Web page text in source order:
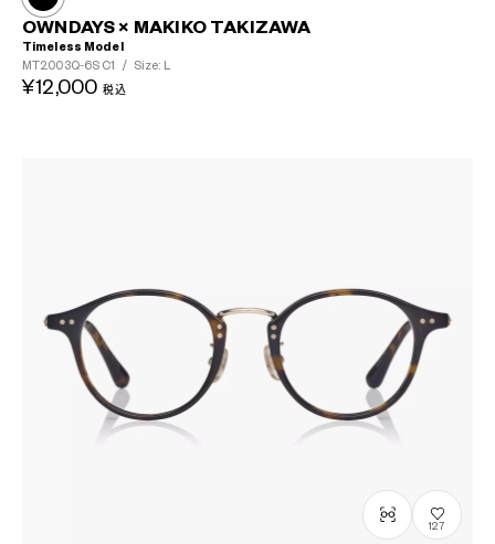
OWNDAYS × MAKIKO TAKIZAWA
Timeless Model
MT2003Q-6S C1 / Size: L
¥12,000 税込
127